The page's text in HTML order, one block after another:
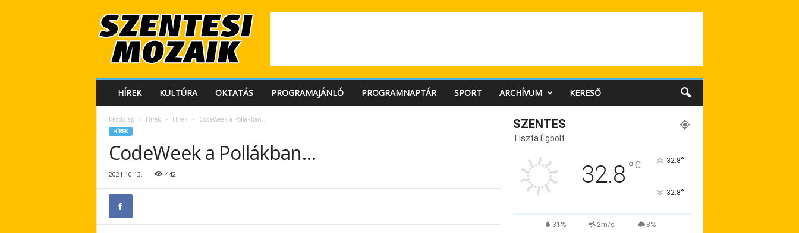
e
HÍREK KULTÚRA OKTATÁS PROGRAMAJÁNLÓ PROGRAMNAPTÁR SPORT ARCHÍVUM KERESŐ
Kezdőlap Hírek Hírek CodeWeek a Pollákban…
HÍREK
CodeWeek a Pollákban…
2021.10.13. 442
SZENTES
Tiszta Égbolt
32.8 °C 32.8°
32.8°
31% 2m/s 8%